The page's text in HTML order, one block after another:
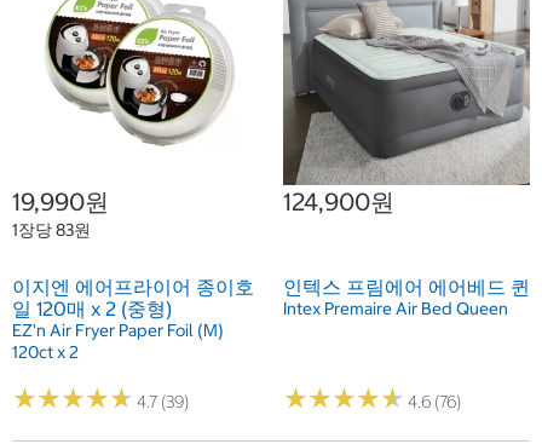
19,990원
1장당 83원
이지엔 에어프라이어 종이호
일 120매 x 2 (중형)
EZ'n Air Fryer Paper Foil (M)
120ct x 2
★★★★★
★★★★★ 4.7 (39)
124,900원
인텍스 프림에어 에어베드 퀸
Intex Premaire Air Bed Queen
★★★★★
★★★★★ 4.6 (76)